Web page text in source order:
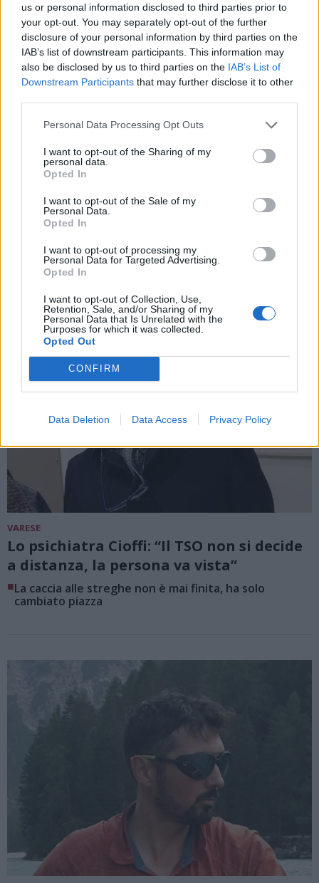
us or personal information disclosed to third parties prior to
your opt-out. You may separately opt-out of the further
disclosure of your personal information by third parties on the
IAB’s list of downstream participants. This information may
also be disclosed by us to third parties on the IAB’s List of
Downstream Participants that may further disclose it to other
Personal Data Processing Opt Outs
I want to opt-out of the Sharing of my
personal data.
Opted In
I want to opt-out of the Sale of my
Personal Data.
Opted In
I want to opt-out of processing my
Personal Data for Targeted Advertising.
Opted In
I want to opt-out of Collection, Use,
Retention, Sale, and/or Sharing of my
Personal Data that Is Unrelated with the
Purposes for which it was collected.
Opted Out
CONFIRM
Data Deletion Data Access Privacy Policy
AMBIENTE
Crisi idrica, l’ultimo allarme secondo
Legambiente: “La poca acqua che resta è
nelle dighe e ora agricoltura ed energia
se la contendono”
VARESE
Lo psichiatra Cioffi: “Il TSO non si decide
a distanza, la persona va vista”
■La caccia alle streghe non è mai finita, ha solo
cambiato piazza